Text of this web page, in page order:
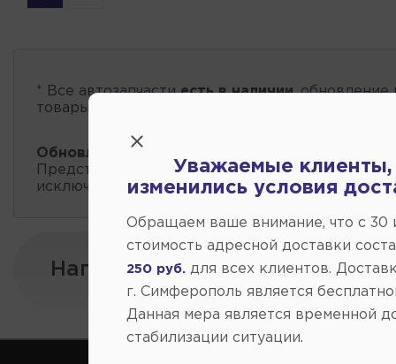
* Все автозапчастиесть в наличии, обновление
товары проходит несколько раз в сутки.
Обновление остатков и цен:
Представленные данные о запчастях на этой
исключительно информационный характер.
Напишите нам:
Уважаемые клиенты,
изменились условия
Обращаем ваше внимание, что c 30
стоимость адресной доставки
250 руб. для всех клиентов.
г. Симферополь является
Данная мера является временной
стабилизации ситуации.